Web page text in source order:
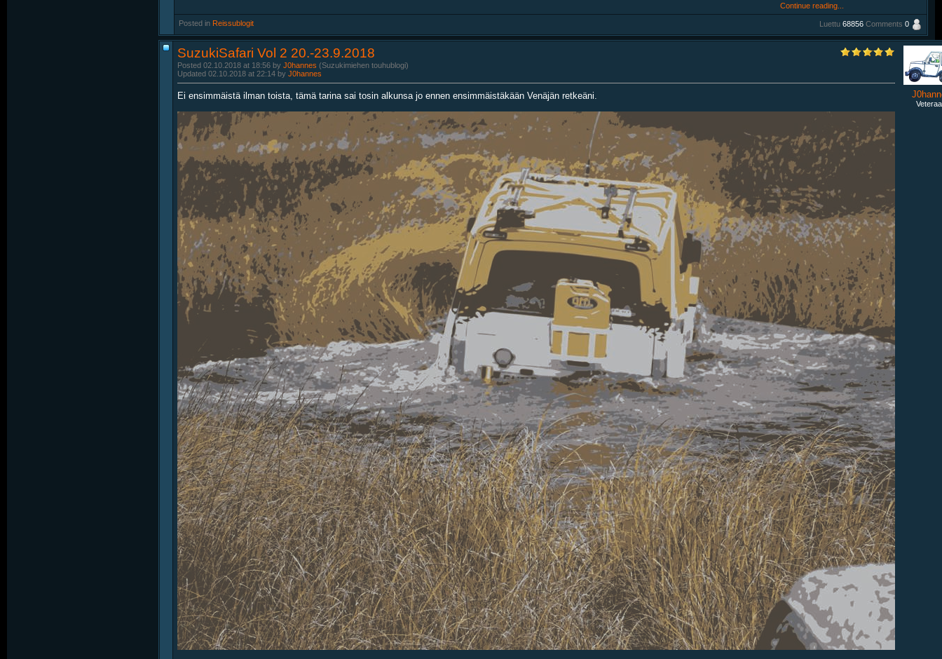
Continue reading...
Posted in Reissublogit Luettu 68856 Comments 0
SuzukiSafari Vol 2 20.-23.9.2018
Posted 02.10.2018 at 18:56 by J0hannes (Suzukimiehen touhublogi)
Updated 02.10.2018 at 22:14 by J0hannes
Ei ensimmäistä ilman toista, tämä tarina sai tosin alkunsa jo ennen ensimmäistäkään Venäjän retkeäni.